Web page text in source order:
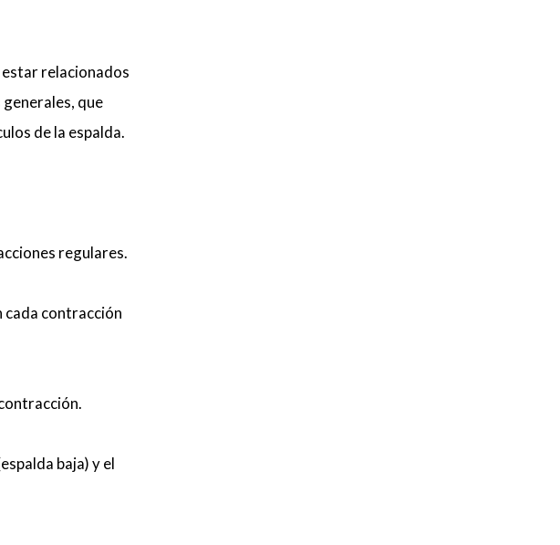
relacionados
que
de la espalda.
regulares.
cada contracción
baja) y el